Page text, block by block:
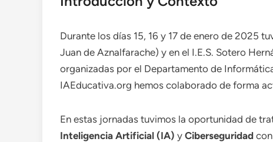
Durante los días 15, 16 y 17 de enero de 2025
Juan de Aznalfarache) y en el I.E.S. Sotero
organizadas por el Departamento de
IAEducativa.org hemos colaborado de forma
En estas jornadas tuvimos la oportunidad de
Inteligencia Artificial (IA) y Ciberseguridad